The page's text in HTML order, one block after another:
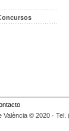
València © 2020 · Tel.